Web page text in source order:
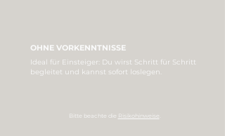
OHNE VORKENNTNISSE
Ideal für Einsteiger: Du wirst Schritt für Schritt
begleitet und kannst sofort loslegen.
Bitte beachte die Risikohinweise